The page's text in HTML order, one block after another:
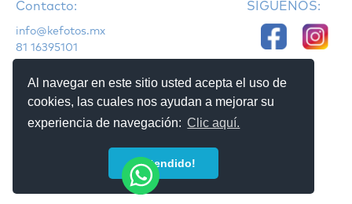
Al navegar en este sitio usted acepta el uso de
cookies, las cuales nos ayudan a mejorar su
experiencia de navegación: Clic aquí.
¡Entendido!
Contacto:
info@kefotos.mx
81 16395101
SÍGUENOS:
© Copyright KeFotos 2022.